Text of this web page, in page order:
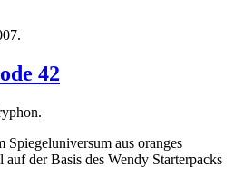
.
42
aus oranges
der Basis des Wendy Starterpacks